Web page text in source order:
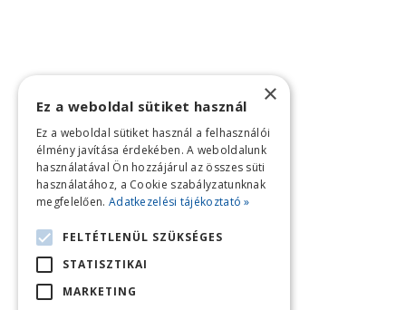
×
Ez a weboldal sütiket használ
Ez a weboldal sütiket használ a felhasználói
élmény javítása érdekében. A weboldalunk
használatával Ön hozzájárul az összes süti
használatához, a Cookie szabályzatunknak
megfelelően. Adatkezelési tájékoztató »
FELTÉTLENÜL SZÜKSÉGES
STATISZTIKAI
MARKETING